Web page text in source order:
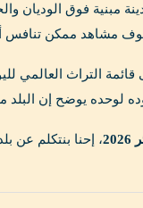
مبنية فوق الوديان
مشاهد ممكن تنافس
التراث العالمي
لوحده يوضح إن
، إحنا بنتكلم عن